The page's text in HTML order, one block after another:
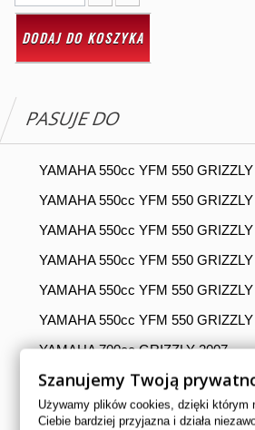
DODAJ DO KOSZYKA
PASUJE DO
YAMAHA 550cc YFM 550
YAMAHA 550cc YFM 550
YAMAHA 550cc YFM 550 GRIZZLY
YAMAHA 550cc YFM 550
YAMAHA 550cc YFM 550
YAMAHA 550cc YFM 550
YAMAHA 700cc GRIZZLY 2007
YAMAHA 700cc GRIZZLY 2008
YAMAHA 700cc GRIZZLY 2009
Szanujemy Twoją
Używamy plików cookies, dzięki którym
Ciebie bardziej przyjazna i działa